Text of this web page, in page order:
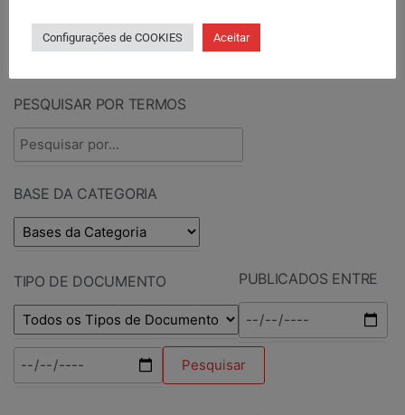
PESQUISAR DOCUMENTOS
PESQUISAR POR TERMOS
BASE DA CATEGORIA
TIPO DE DOCUMENTO PUBLICADOS ENTRE
Configurações de COOKIES Aceitar